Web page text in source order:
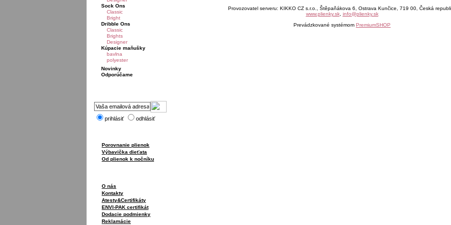
Sock Ons
Classic
Bright
Dribble Ons
Classic
Brights
Designer
Kúpacie maňušky
bavlna
polyester
Novinky
Odporúčame
prihlásiť odhlásiť
Porovnanie plienok
Výbavička dieťata
Od plienok k nočníku
O nás
Kontakty
Atesty&Certifikáty
ENVI-PAK certifikát
Dodacie podmienky
Reklamácie
Provozovatel serveru: KIKKO CZ s.r.o., Štěpaňákova 6, Ostrava Kunčice, 719 00, Česká
www.plienky.sk, info@plienky.sk
Prevádzkované systémom PremiumSHOP